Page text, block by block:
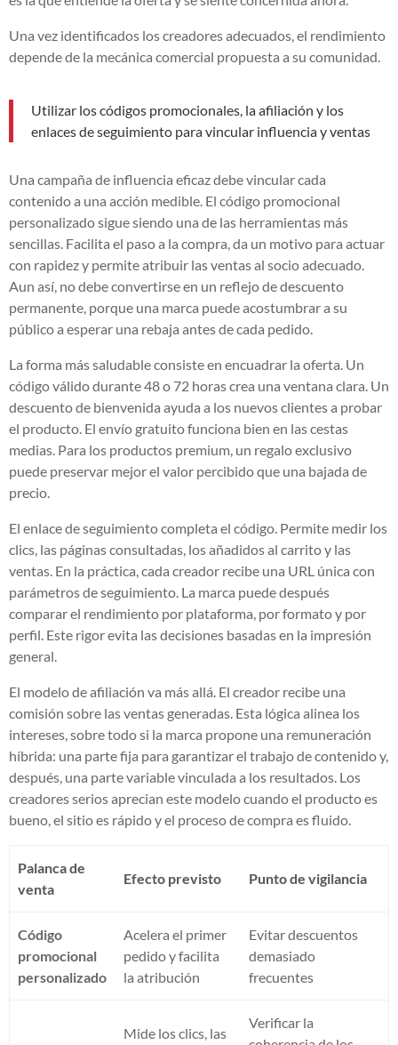
Una vez identificados los creadores adecuados, el rendimiento
depende de la mecánica comercial propuesta a su comunidad.
Utilizar los códigos promocionales, la afiliación y los
enlaces de seguimiento para vincular influencia y ventas
Una campaña de influencia eficaz debe vincular cada
contenido a una acción medible. El código promocional
personalizado sigue siendo una de las herramientas más
sencillas. Facilita el paso a la compra, da un motivo para actuar
con rapidez y permite atribuir las ventas al socio adecuado.
Aun así, no debe convertirse en un reflejo de descuento
permanente, porque una marca puede acostumbrar a su
público a esperar una rebaja antes de cada pedido.
La forma más saludable consiste en encuadrar la oferta. Un
código válido durante 48 o 72 horas crea una ventana clara. Un
descuento de bienvenida ayuda a los nuevos clientes a probar
el producto. El envío gratuito funciona bien en las cestas
medias. Para los productos premium, un regalo exclusivo
puede preservar mejor el valor percibido que una bajada de
precio.
El enlace de seguimiento completa el código. Permite medir los
clics, las páginas consultadas, los añadidos al carrito y las
ventas. En la práctica, cada creador recibe una URL única con
parámetros de seguimiento. La marca puede después
comparar el rendimiento por plataforma, por formato y por
perfil. Este rigor evita las decisiones basadas en la impresión
general.
El modelo de afiliación va más allá. El creador recibe una
comisión sobre las ventas generadas. Esta lógica alinea los
intereses, sobre todo si la marca propone una remuneración
híbrida: una parte fija para garantizar el trabajo de contenido y,
después, una parte variable vinculada a los resultados. Los
creadores serios aprecian este modelo cuando el producto es
bueno, el sitio es rápido y el proceso de compra es fluido.
Palanca de
venta
Efecto previsto Punto de vigilancia
Código
promocional
personalizado
Acelera el primer
pedido y facilita
la atribución
Evitar descuentos
demasiado
frecuentes
Mide los clics, las
Verificar la